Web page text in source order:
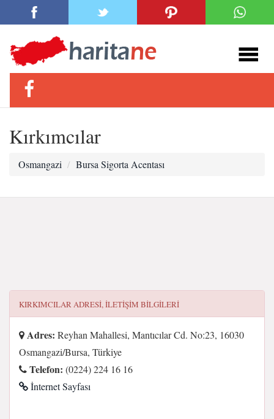
Kırkımcılar
Osmangazi Bursa Sigorta Acentası
KIRKIMCILARADRESI, ILETIŞIM BILGILERI
Adres: Reyhan Mahallesi, Mantıcılar Cd. No:23, 16030
Osmangazi/Bursa, Türkiye
Telefon: (0224) 224 16 16
İnternet Sayfası